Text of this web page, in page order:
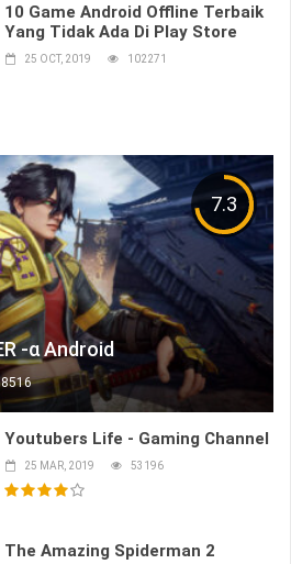
10 Game Android Offline Terbaik
Yang Tidak Ada Di Play Store
25 OCT, 2019 102271
7.3
-α Android
Youtubers Life - Gaming Channel
25 MAR, 2019 53196
The Amazing Spiderman 2